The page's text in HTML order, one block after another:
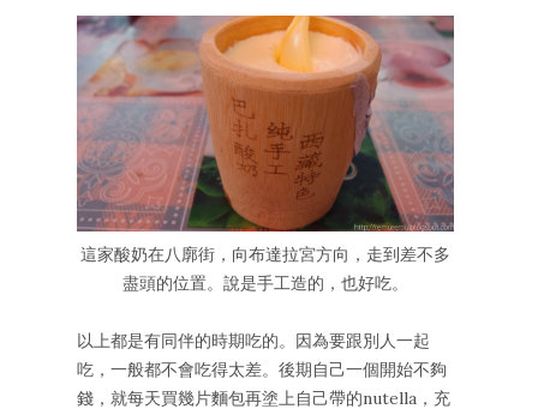
這家酸奶在八廓街，向布達拉宮方向，走到差不多
盡頭的位置。說是手工造的，也好吃。
以上都是有同伴的時期吃的。因為要跟別人一起
吃，一般都不會吃得太差。後期自己一個開始不夠
錢，就每天買幾片麵包再塗上自己帶的nutella，充